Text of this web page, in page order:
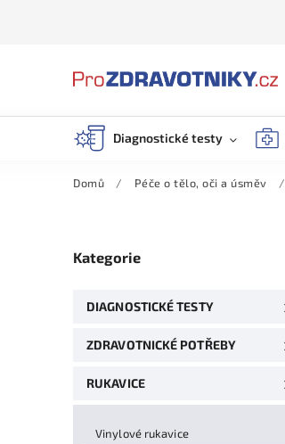
Diagnostické testy
Domů / Péče o tělo, oči a úsměv /
Kategorie
DIAGNOSTICKÉ TESTY
ZDRAVOTNICKÉ POTŘEBY
RUKAVICE
Vinylové rukavice